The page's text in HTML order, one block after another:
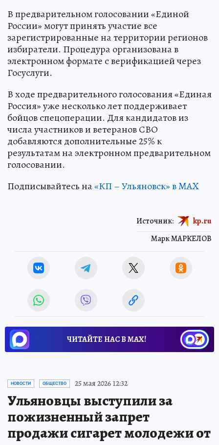
В предварительном голосовании «Единой
России» могут принять участие все
зарегистрированные на территории регионов
избиратели. Процедура организована в
электронном формате с верификацией через
Госуслуги.
В ходе предварительного голосования «Единая
Россия» уже несколько лет поддерживает
бойцов спецоперации. Для кандидатов из
числа участников и ветеранов СВО
добавляются дополнительные 25% к
результатам на электронном предварительном
голосовании.
Подписывайтесь на«КП – Ульяновск» в MAX
Марк МАРКЕЛОВ
Источник: kp.ru
ЧИТАЙТЕ НАС В МАХ!
НОВОСТИ ОБЩЕСТВО 25 мая 2026 12:32
Ульяновцы выступили за
пожизненный запрет
продажи сигарет молодежи от